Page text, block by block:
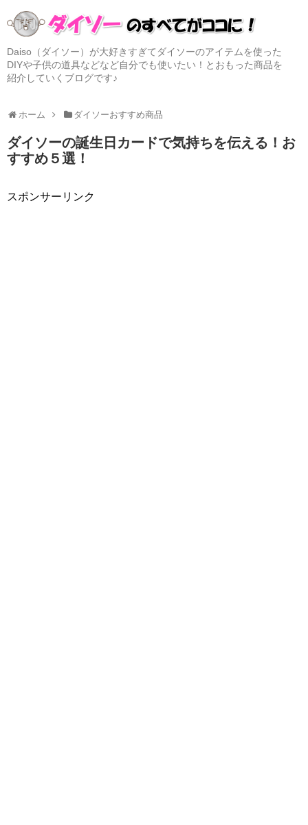
Daiso（ダイソー）が大好きすぎてダイソーのアイテムを使った
DIYや子供の道具などなど自分でも使いたい！とおもった商品を
紹介していくブログです♪
ホーム ダイソーおすすめ商品
ダイソーの誕生日カードで気持ちを伝える！お
すすめ５選！
スポンサーリンク